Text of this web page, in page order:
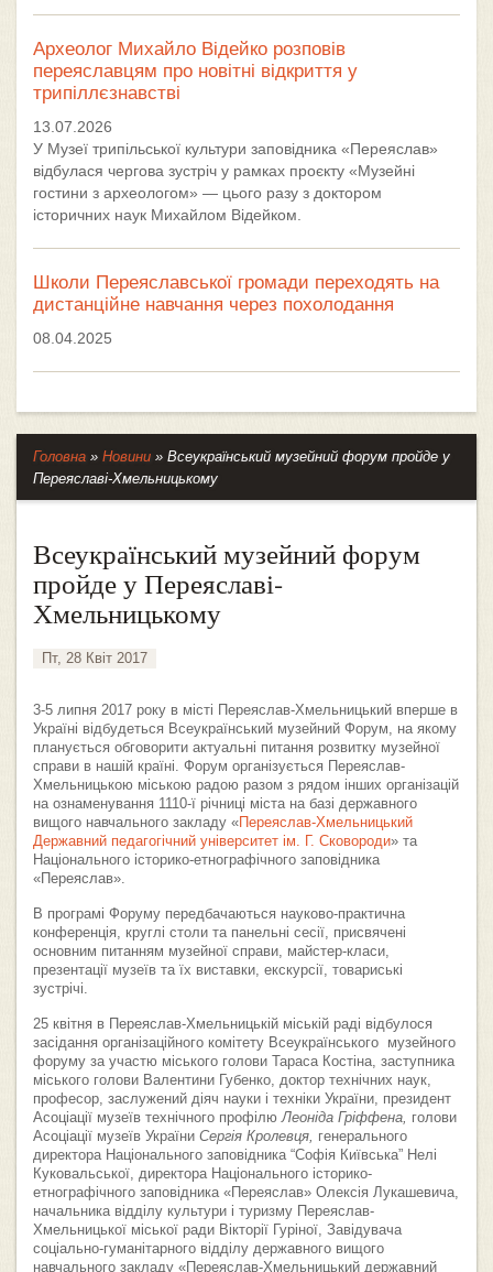
Археолог Михайло Відейко розповів
переяславцям про новітні відкриття у
трипіллєзнавстві
13.07.2026
У Музеї трипільської культури заповідника «Переяслав»
відбулася чергова зустріч у рамках проєкту «Музейні
гостини з археологом» — цього разу з доктором
історичних наук Михайлом Відейком.
Школи Переяславської громади переходять на
дистанційне навчання через похолодання
08.04.2025
Головна » Новини » Всеукраїнський музейний форум пройде у
Переяславі-Хмельницькому
Всеукраїнський музейний форум
пройде у Переяславі-
Хмельницькому
Пт, 28 Квіт 2017
3-5 липня 2017 року в місті Переяслав-Хмельницький вперше в
Україні відбудеться Всеукраїнський музейний Форум, на якому
планується обговорити актуальні питання розвитку музейної
справи в нашій країні. Форум організується Переяслав-
Хмельницькою міською радою разом з рядом інших організацій
на ознаменування 1110-ї річниці міста на базі державного
вищого навчального закладу « Переяслав-Хмельницький
Державний педагогічний університет ім. Г. Сковороди» та
Національного історико-етнографічного заповідника
«Переяслав».
В програмі Форуму передбачаються науково-практична
конференція, круглі столи та панельні сесії, присвячені
основним питанням музейної справи, майстер-класи,
презентації музеїв та їх виставки, екскурсії, товариські
зустрічі.
25 квітня в Переяслав-Хмельницькій міській раді відбулося
засідання організаційного комітету Всеукраїнського музейного
форуму за участю міського голови Тараса Костіна, заступника
міського голови Валентини Губенко, доктор технічних наук,
професор, заслужений діяч науки і техніки України, президент
Асоціації музеїв технічного профілю Леоніда Гріффена, голови
Асоціації музеїв України Сергія Кролевця, генерального
директора Національного заповідника “Софія Київська” Нелі
Куковальської, директора Національного історико-
етнографічного заповідника «Переяслав» Олексія Лукашевича,
начальника відділу культури і туризму Переяслав-
Хмельницької міської ради Вікторії Гуріної, Завідувача
соціально-гуманітарного відділу державного вищого
навчального закладу «Переяслав-Хмельницький державний